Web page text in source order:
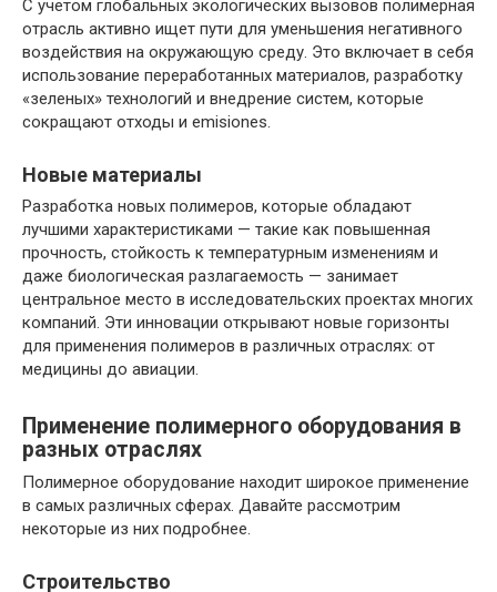
С учетом глобальных экологических вызовов полимерная
отрасль активно ищет пути для уменьшения негативного
воздействия на окружающую среду. Это включает в себя
использование переработанных материалов, разработку
«зеленых» технологий и внедрение систем, которые
сокращают отходы и emisiones.
Новые материалы
Разработка новых полимеров, которые обладают
лучшими характеристиками — такие как повышенная
прочность, стойкость к температурным изменениям и
даже биологическая разлагаемость — занимает
центральное место в исследовательских проектах многих
компаний. Эти инновации открывают новые горизонты
для применения полимеров в различных отраслях: от
медицины до авиации.
Применение полимерного оборудования в
разных отраслях
Полимерное оборудование находит широкое применение
в самых различных сферах. Давайте рассмотрим
некоторые из них подробнее.
Строительство